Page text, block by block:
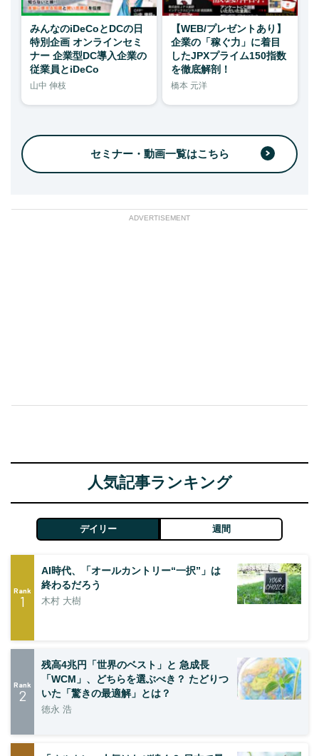
みんなのiDeCoとDCの日
特別企画 オンラインセミ
ナー 企業型DC導入企業の
従業員とiDeCo
山中 伸枝
【WEB/プレゼントあり】
企業の「稼ぐ力」に着目
したJPXプライム150指数
を徹底解剖！
橋本 元洋
セミナー・動画一覧はこちら
ADVERTISEMENT
人気記事ランキング
デイリー 週間
Rank
1
AI時代、「オールカントリー“一択”」は
終わるだろう
木村 大樹
Rank
2
残高4兆円「世界のベスト」と 急成長
「WCM」、どちらを選ぶべき？ たどりつ
いた「驚きの最適解」とは？
徳永 浩